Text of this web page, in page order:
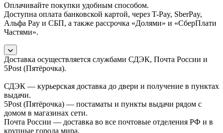
Оплачивайте покупки удобным способом.
Доступна оплата банковской картой, через T-Pay, SberPay,
Альфа Pay и СБП, а также рассрочка «Долями» и «СберПлати
Частями».
Доставка осуществляется службами СДЭК, Почта России и
5Post (Пятёрочка).
СДЭК — курьерская доставка до двери и получение в пунктах
выдачи.
5Post (Пятёрочка) — постаматы и пункты выдачи рядом с
домом в магазинах сети.
Почта России — доставка во все почтовые отделения РФ и в
крупные города мира.